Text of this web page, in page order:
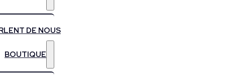
DE NOUS
BOUTIQUE